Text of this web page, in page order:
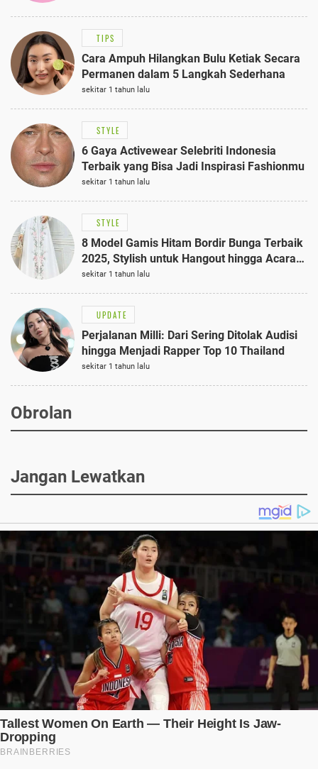
TIPS
Cara Ampuh Hilangkan Bulu Ketiak Secara
Permanen dalam 5 Langkah Sederhana
sekitar 1 tahun lalu
STYLE
6 Gaya Activewear Selebriti Indonesia
Terbaik yang Bisa Jadi Inspirasi Fashionmu
sekitar 1 tahun lalu
STYLE
8 Model Gamis Hitam Bordir Bunga Terbaik
2025, Stylish untuk Hangout hingga Acara
Semi-Formal
sekitar 1 tahun lalu
UPDATE
Perjalanan Milli: Dari Sering Ditolak Audisi
hingga Menjadi Rapper Top 10 Thailand
sekitar 1 tahun lalu
Obrolan
Jangan Lewatkan